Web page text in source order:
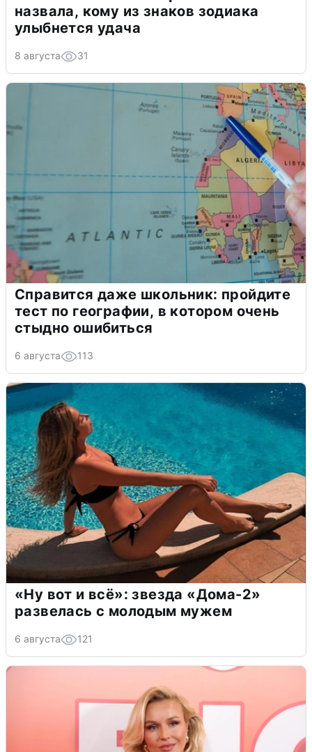
назвала, кому из знаков зодиака
улыбнется удача
8 августа 31
Справится даже школьник: пройдите
тест по географии, в котором очень
стыдно ошибиться
6 августа 113
«Ну вот и всё»: звезда «Дома-2»
развелась с молодым мужем
6 августа 121